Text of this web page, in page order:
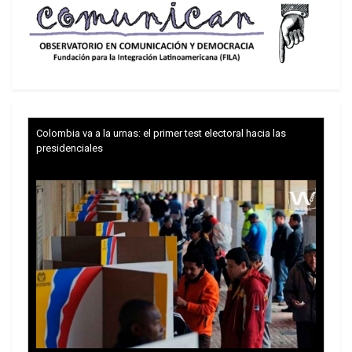
Los funcionarios portuarios de Ushuaia aplicaron
ayer la ley provincial conocida como Gaucho
“permanencia, amarre o abastecimiento u
operaciones logísticas en territorio provincial de
buques de bandera británica o de conveniencia”. El
Colombia va a la urnas: el primer test electoral hacia las
presidenciales